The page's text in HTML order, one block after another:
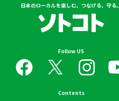
日本のローカルを楽しむ、つなげる、守る。
Follow US
Contents